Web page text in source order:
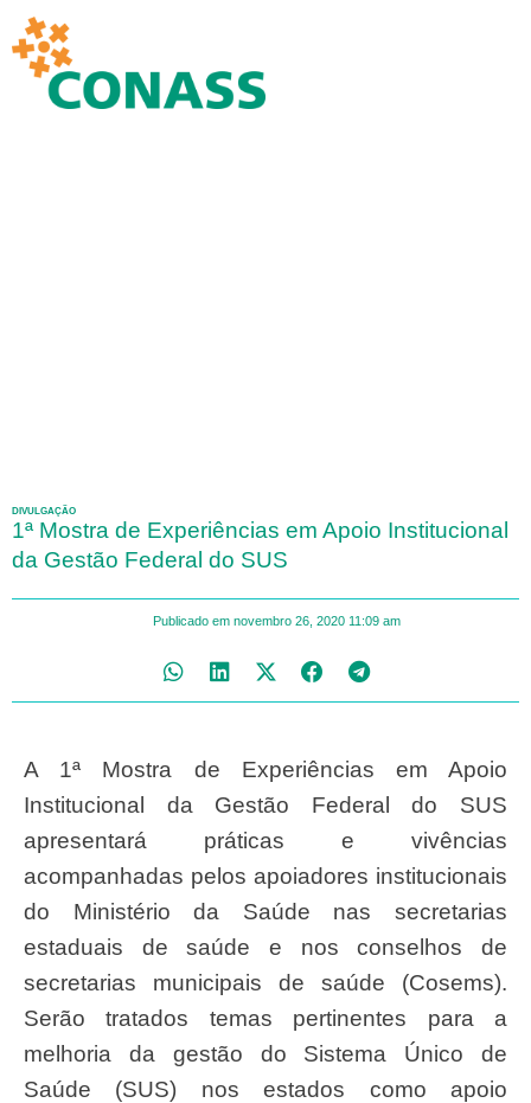
DIVULGAÇÃO
1ª Mostra de Experiências em Apoio Institucional
da Gestão Federal do SUS
Publicado em novembro 26, 2020 11:09 am
A 1ª Mostra de Experiências em Apoio
Institucional da Gestão Federal do SUS
apresentará práticas e vivências
acompanhadas pelos apoiadores institucionais
do Ministério da Saúde nas secretarias
estaduais de saúde e nos conselhos de
secretarias municipais de saúde (Cosems).
Serão tratados temas pertinentes para a
melhoria da gestão do Sistema Único de
Saúde (SUS) nos estados como apoio